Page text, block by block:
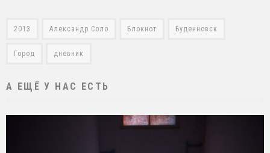
2013 Александр Соло Блокнот Буденновск
Город дневник
А ЕЩЁ У НАС ЕСТЬ